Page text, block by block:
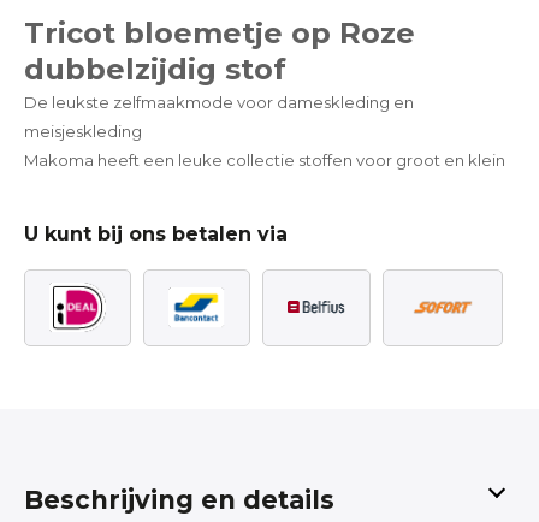
Tricot bloemetje op Roze
dubbelzijdig stof
De leukste zelfmaakmode voor dameskleding en
meisjeskleding
Makoma heeft een leuke collectie stoffen voor groot en klein
U kunt bij ons betalen via
Beschrijving en details